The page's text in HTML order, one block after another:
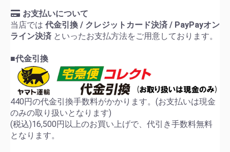
お支払いについて
当店では 代金引換 / クレジットカード決済 / PayPayオン
ライン決済 といったお支払方法をご用意しております。
■代金引換
440円の代金引換手数料がかかります。(お支払いは現金
のみの取り扱いとなります)
(税込)16,500円以上のお買い上げで、代引き手数料無料
となります。